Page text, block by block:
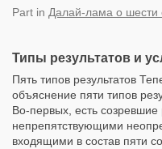
Part in Далай-лама о шести
Типы результатов и
Пять типов результатов
объяснение пяти типов
Во-первых, есть созревшие
непрепятствующими
входящими в состав пяти